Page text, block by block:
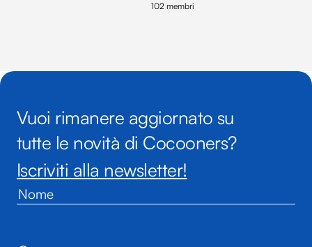
102 membri
Vuoi rimanere aggiornato su
tutte le novità di Cocooners?
Iscriviti alla newsletter!